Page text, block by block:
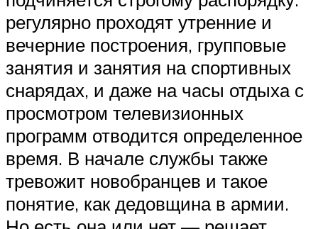
регулярно проходят утренние и
вечерние построения, групповые
занятия и занятия на спортивных
снарядах, и даже на часы отдыха с
просмотром телевизионных
программ отводится определенное
время. В начале службы также
тревожит новобранцев и такое
понятие, как дедовщина в армии.